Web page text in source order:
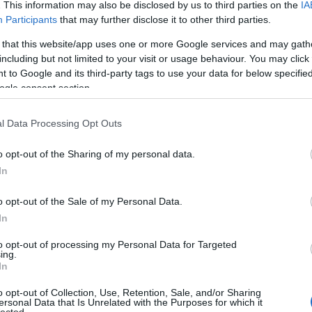
This information may also be disclosed by us to third parties on the
Participants that may further disclose it to other third parties.
that this website/app uses one or more Google services and may
but not limited to your visit or usage behaviour. You may
to Google and its third-party tags to use your data for below
consent section.
Data Processing Opt Outs
opt-out of the Sharing of my personal data.
opt-out of the Sale of my Personal Data.
opt-out of processing my Personal Data for Targeted
opt-out of Collection, Use, Retention, Sale, and/or Sharing
Data that Is Unrelated with the Purposes for which it
a megfigyelő kadettjára gondolok, majd némi habozás után el is mondom neki az esetet.
baj legyen!” – hangzik a joviális válasz. Most mit szóljon, mit gondoljon az ember. Hisz ezek
a lovaimat megyek felpakolni és hátra küldeni, azután meg hogy lehetett a csapatok mögé
állítani fel az ágyúkat, hisz a közelben a szabadban fekvő 30-asokat agyonnyomja a